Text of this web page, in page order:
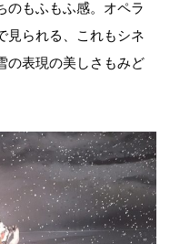
のもふもふ感。オペラ
見られる、これもシネ
の表現の美しさもみど